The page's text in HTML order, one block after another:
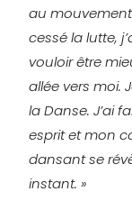
au
cessé la lutte,
vouloir être
allée vers moi.
la Danse. J’ai
esprit et mon
dansant se
instant. »